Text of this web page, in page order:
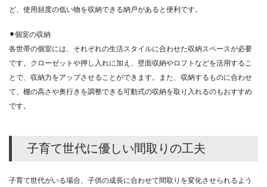
ど、使用頻度の低い物を収納できる納戸があると便利です。
⚫︎個室の収納
各世帯の個室には、それぞれの生活スタイルに合わせた収納スペースが必要
です。クローゼットや押し入れに加え、壁面収納やロフトなどを活用するこ
とで、収納力をアップさせることができます。また、収納するものに合わせ
て、棚の高さや奥行きを調整できる可動式の収納を取り入れるのもおすすめ
です。
子育て世代に優しい間取りの工夫
子育て世代がいる場合、子供の成長に合わせて間取りを変化させられるよう